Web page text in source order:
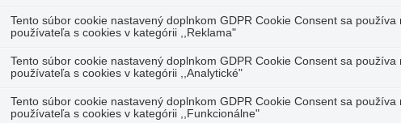
Tento súbor cookie nastavený doplnkom GDPR Cookie Consent sa
používateľa s cookies v kategórii ,,Reklama"
Tento súbor cookie nastavený doplnkom GDPR Cookie Consent sa
používateľa s cookies v kategórii ,,Analytické"
Tento súbor cookie nastavený doplnkom GDPR Cookie Consent sa
používateľa s cookies v kategórii ,,Funkcionálne"